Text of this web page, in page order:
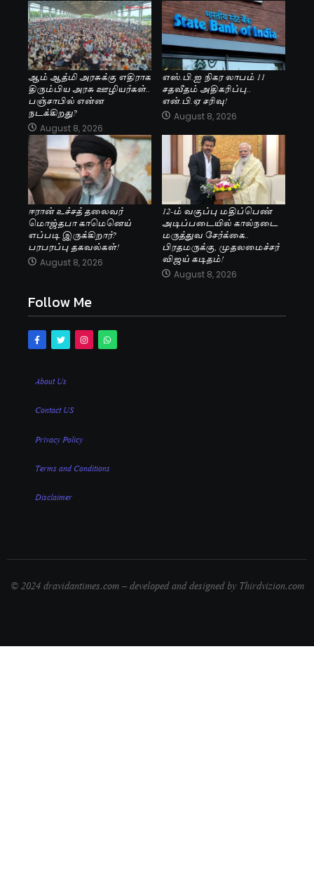
ஆம் ஆத்மி அரசுக்கு எதிராக
திரும்பிய அரசு ஊழியர்கள்..
பஞ்சாபில் என்ன
நடக்கிறது?
August 8, 2026
எஸ்.பி.ஐ நிகர லாபம் 11
சதவீதம் அதிகரிப்பு..
என்.பி.ஏ சரிவு!
August 8, 2026
ஈரான் உச்சத் தலைவர்
மொஜ்தபா காமெனெய்
எப்படி இருக்கிறார்?
பரபரப்பு தகவல்கள்!
August 8, 2026
12-ம் வகுப்பு மதிப்பெண்
அடிப்படையில் கால்நடை
மருத்துவ சேர்க்கை..
பிரதமருக்கு, முதலமைச்சர்
விஜய் கடிதம்!
August 8, 2026
Follow Me
About Us
Contact US
Privacy Policy
Terms and Conditions
Disclaimer
© 2024 dravidantimes.com – developed and designed by Thirdvizion.com